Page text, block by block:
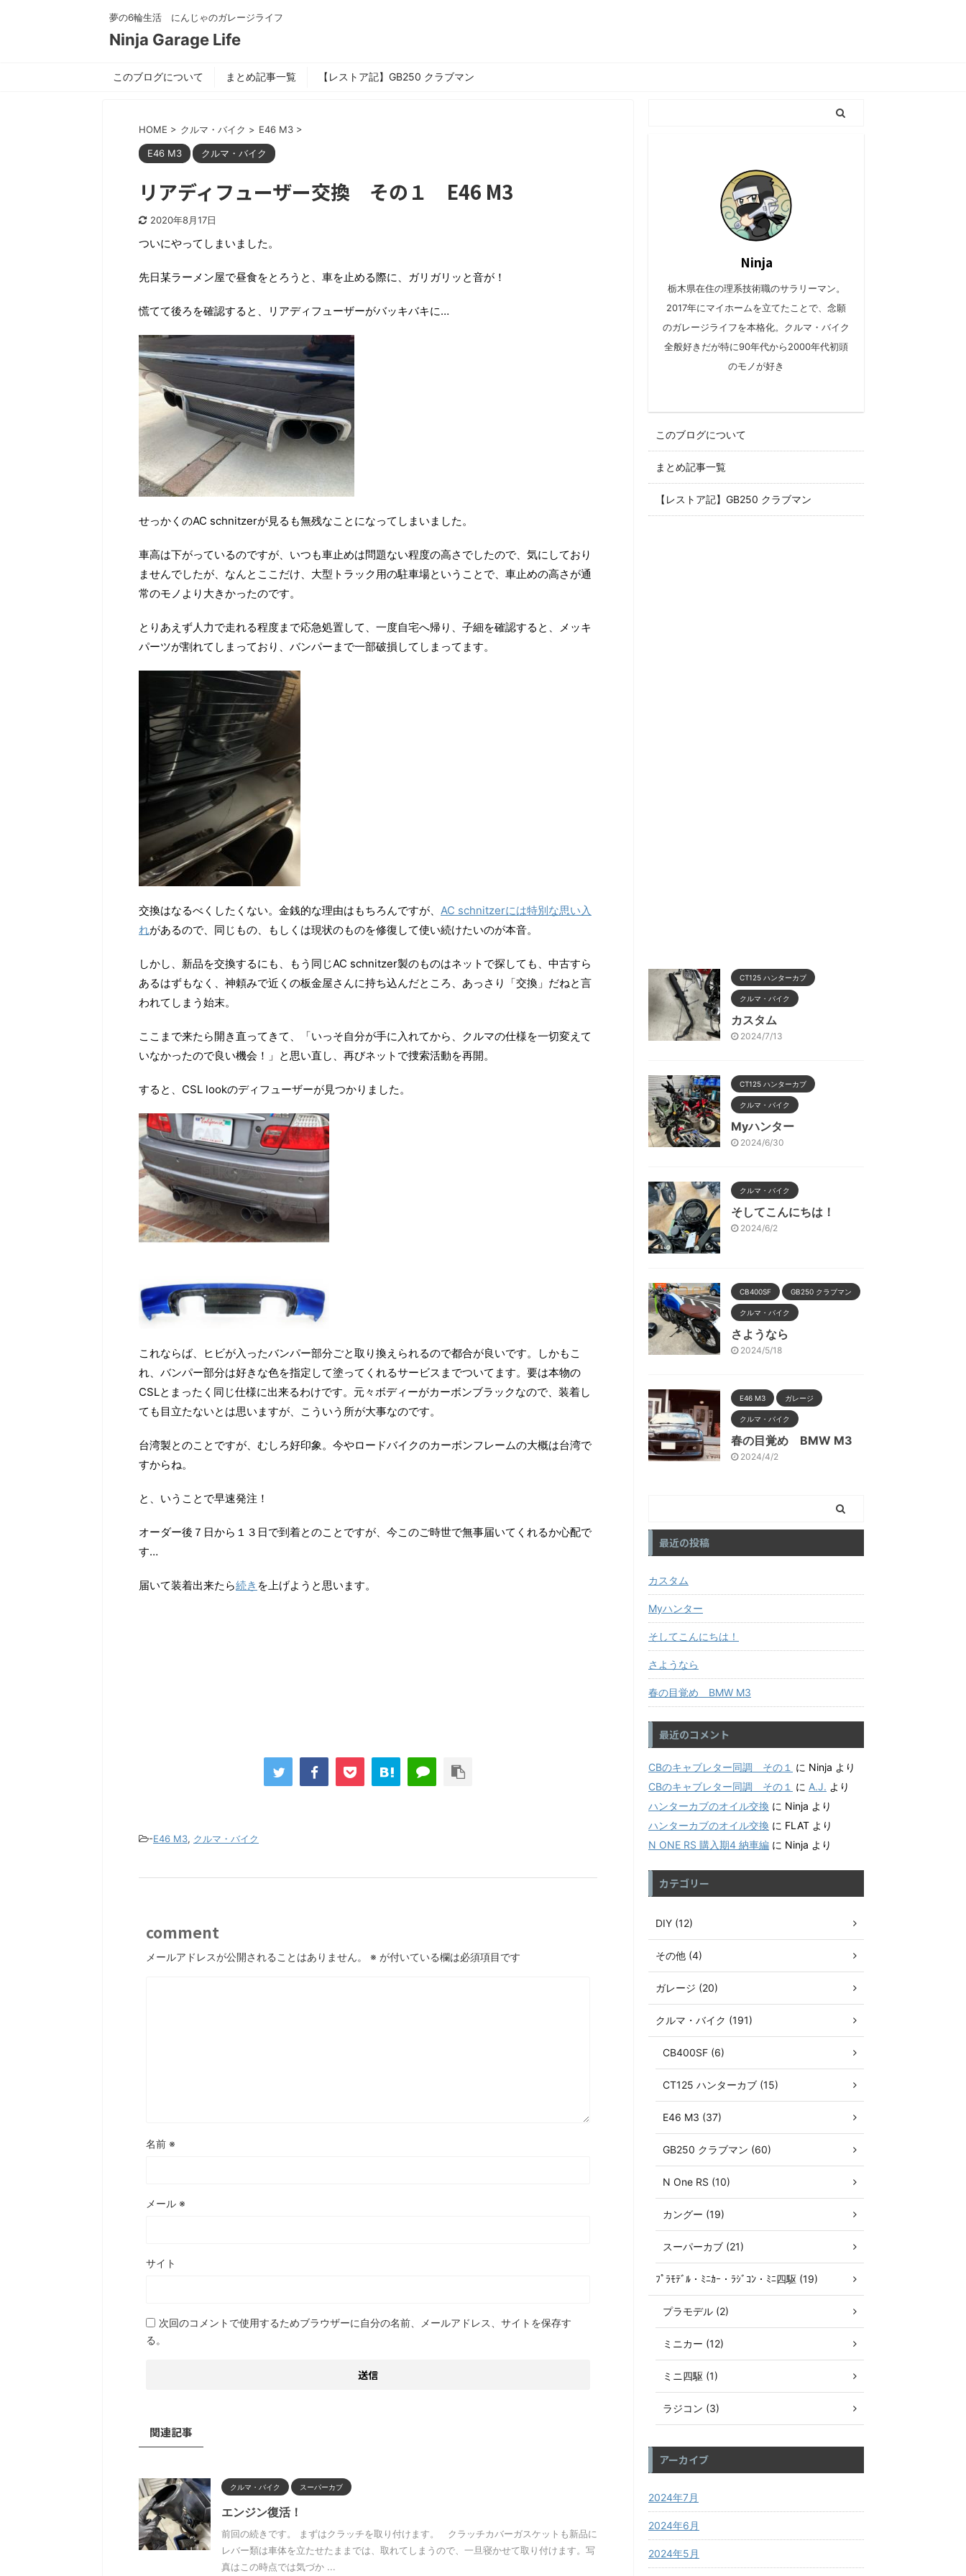
夢の6輪生活 にんじゃのガレージライフ
Ninja Garage Life
このブログについて まとめ記事一覧 【レストア記】GB250 クラブマン
HOME > クルマ・バイク > E46 M3 >
E46 M3 クルマ・バイク
リアディフューザー交換 その１ E46 M3
2020年8月17日
ついにやってしまいました。
先日某ラーメン屋で昼食をとろうと、車を止める際に、ガリガリッと音が！
慌てて後ろを確認すると、リアディフューザーがバッキバキに…
せっかくのAC schnitzerが見るも無残なことになってしまいました。
車高は下がっているのですが、いつも車止めは問題ない程度の高さでしたので、気にしており
ませんでしたが、なんとここだけ、大型トラック用の駐車場ということで、車止めの高さが通
常のモノより大きかったのです。
とりあえず人力で走れる程度まで応急処置して、一度自宅へ帰り、子細を確認すると、メッキ
パーツが割れてしまっており、バンパーまで一部破損してしまってます。
交換はなるべくしたくない。金銭的な理由はもちろんですが、 AC schnitzerには特別な思い入
れがあるので、同じもの、もしくは現状のものを修復して使い続けたいのが本音。
しかし、新品を交換するにも、もう同じAC schnitzer製のものはネットで探しても、中古すら
あるはずもなく、神頼みで近くの板金屋さんに持ち込んだところ、あっさり「交換」だねと言
われてしまう始末。
ここまで来たら開き直ってきて、「いっそ自分が手に入れてから、クルマの仕様を一切変えて
いなかったので良い機会！」と思い直し、再びネットで捜索活動を再開。
すると、CSL lookのディフューザーが見つかりました。
これならば、ヒビが入ったバンパー部分ごと取り換えられるので都合が良いです。しかもこ
れ、バンパー部分は好きな色を指定して塗ってくれるサービスまでついてます。要は本物の
CSLとまったく同じ仕様に出来るわけです。元々ボディーがカーボンブラックなので、装着し
ても目立たないとは思いますが、こういう所が大事なのです。
台湾製とのことですが、むしろ好印象。今やロードバイクのカーボンフレームの大概は台湾で
すからね。
と、いうことで早速発注！
オーダー後７日から１３日で到着とのことですが、今このご時世で無事届いてくれるか心配で
す…
届いて装着出来たら続き を上げようと思います。
-E46 M3, クルマ・バイク
comment
メールアドレスが公開されることはありません。 ※ が付いている欄は必須項目です
名前 ※
メール ※
サイト
次回のコメントで使用するためブラウザーに自分の名前、メールアドレス、サイトを保存す
る。
関連記事
クルマ・バイク スーパーカブ
エンジン復活！
前回の続きです。 まずはクラッチを取り付けます。 クラッチカバーガスケットも新品に
レバー類は車体を立たせたままでは、取れてしまうので、一旦寝かせて取り付けます。写
真はこの時点では気づか ...
Ninja
栃木県在住の理系技術職のサラリーマン。
2017年にマイホームを立てたことで、念願
のガレージライフを本格化。クルマ・バイク
全般好きだが特に90年代から2000年代初頭
のモノが好き
このブログについて
まとめ記事一覧
【レストア記】GB250 クラブマン
CT125 ハンターカブ
クルマ・バイク
カスタム
2024/7/13
CT125 ハンターカブ
クルマ・バイク
Myハンター
2024/6/30
クルマ・バイク
そしてこんにちは！
2024/6/2
CB400SF GB250 クラブマン
クルマ・バイク
さようなら
2024/5/18
E46 M3 ガレージ
クルマ・バイク
春の目覚め BMW M3
2024/4/2
最近の投稿
カスタム
Myハンター
そしてこんにちは！
さようなら
春の目覚め BMW M3
最近のコメント
CBのキャブレター同調 その１ に Ninja より
CBのキャブレター同調 その１
に A.J. より
ハンターカブのオイル交換 に Ninja より
ハンターカブのオイル交換 に FLAT より
N ONE RS 購入期4 納車編 に Ninja より
カテゴリー
DIY (12)
その他 (4)
ガレージ (20)
クルマ・バイク (191)
CB400SF (6)
CT125 ハンターカブ (15)
E46 M3 (37)
GB250 クラブマン (60)
N One RS (10)
カングー (19)
スーパーカブ (21)
ﾌﾟﾗﾓﾃﾞﾙ・ﾐﾆｶｰ・ﾗｼﾞｺﾝ・ﾐﾆ四駆 (19)
プラモデル (2)
ミニカー (12)
ミニ四駆 (1)
ラジコン (3)
アーカイブ
2024年7月
2024年6月
2024年5月